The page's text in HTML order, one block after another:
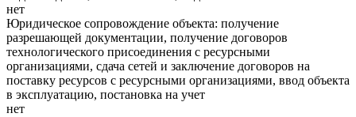
нет
Юридическое сопровождение объекта: получение
разрешающей документации, получение договоров
технологического присоединения с ресурсными
организациями, сдача сетей и заключение договоров на
поставку ресурсов с ресурсными организациями, ввод объекта
в эксплуатацию, постановка на учет
нет